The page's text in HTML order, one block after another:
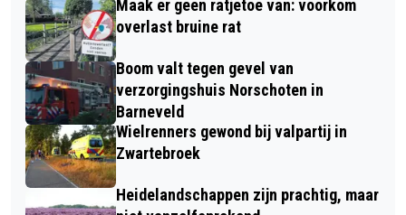
M2 CS CUPMaak er geen ratjetoe van: voorkom
overlast bruine rat
Boom valt tegen gevel van
verzorgingshuis Norschoten in
Barneveld
Wielrenners gewond bij valpartij in
Zwartebroek
Heidelandschappen zijn prachtig, maar